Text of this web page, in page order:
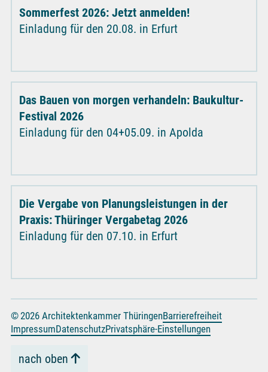
Sommerfest 2026: Jetzt anmelden!
Einladung für den 20.08. in Erfurt
Das Bauen von morgen verhandeln: Baukultur-
Festival 2026
Einladung für den 04+05.09. in Apolda
Die Vergabe von Planungsleistungen in der
Praxis: Thüringer Vergabetag 2026
Einladung für den 07.10. in Erfurt
© 2026 Architektenkammer ThüringenBarrierefreiheit
ImpressumDatenschutzPrivatsphäre-Einstellungen
nach oben